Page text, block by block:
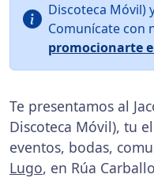
Discoteca Móvil)
Comunícate con
promocionarte
Te presentamos al
Discoteca Móvil), tu
eventos, bodas,
Lugo, en Rúa